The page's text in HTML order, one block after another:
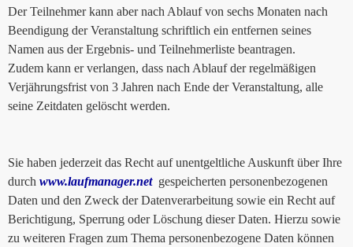
Der Teilnehmer kann aber nach Ablauf von sechs Monaten nach
Beendigung der Veranstaltung schriftlich ein entfernen seines
Namen aus der Ergebnis- und Teilnehmerliste beantragen.
Zudem kann er verlangen, dass nach Ablauf der regelmäßigen
Verjährungsfrist von 3 Jahren nach Ende der Veranstaltung, alle
seine Zeitdaten gelöscht werden.
Sie haben jederzeit das Recht auf unentgeltliche Auskunft über Ihre
durch www.laufmanager.netgespeicherten personenbezogenen
Daten und den Zweck der Datenverarbeitung sowie ein Recht auf
Berichtigung, Sperrung oder Löschung dieser Daten. Hierzu sowie
zu weiteren Fragen zum Thema personenbezogene Daten können